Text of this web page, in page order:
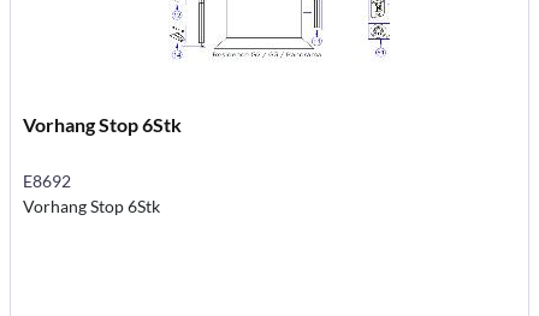
Vorhang Stop 6Stk
E8692
Vorhang Stop 6Stk